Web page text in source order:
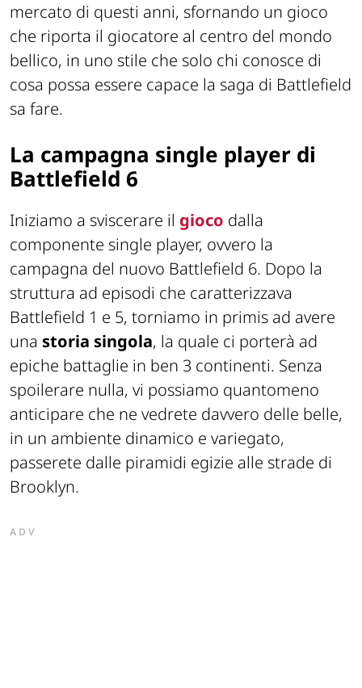
mercato di questi anni, sfornando un gioco
che riporta il giocatore al centro del mondo
bellico, in uno stile che solo chi conosce di
cosa possa essere capace la saga di Battlefield
sa fare.
La campagna single player di
Battlefield 6
Iniziamo a sviscerare il gioco dalla
componente single player, ovvero la
campagna del nuovo Battlefield 6. Dopo la
struttura ad episodi che caratterizzava
Battlefield 1 e 5, torniamo in primis ad avere
una storia singola, la quale ci porterà ad
epiche battaglie in ben 3 continenti. Senza
spoilerare nulla, vi possiamo quantomeno
anticipare che ne vedrete davvero delle belle,
in un ambiente dinamico e variegato,
passerete dalle piramidi egizie alle strade di
Brooklyn.
ADV